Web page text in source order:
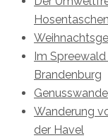
Im
Brandenburg
Wanderung
der Havel